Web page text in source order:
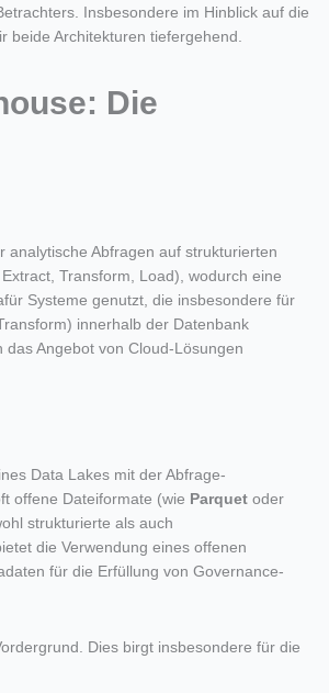
Insbesondere im Hinblick auf die
beide Architekturen tiefergehend
Die
analytische Abfragen auf strukturierten
Transform, Load), wodurch eine
Systeme genutzt, die insbesondere für
innerhalb der Datenbank
das Angebot von Cloud-Lösungen
Data Lakes mit der Abfrage-
offene Dateiformate (wie Parquet oder
strukturierte als auch
die Verwendung eines offenen
für die Erfüllung von Governance-
Dies birgt insbesondere für die